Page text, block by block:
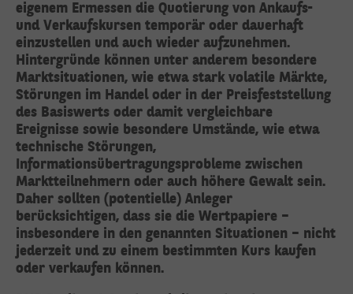
eigenem Ermessen die Quotierung von Ankaufs-
und Verkaufskursen temporär oder dauerhaft
einzustellen und auch wieder aufzunehmen.
Hintergründe können unter anderem besondere
Marktsituationen, wie etwa stark volatile Märkte,
Störungen im Handel oder in der Preisfeststellung
des Basiswerts oder damit vergleichbare
Ereignisse sowie besondere Umstände, wie etwa
technische Störungen,
Informationsübertragungsprobleme zwischen
Marktteilnehmern oder auch höhere Gewalt sein.
Daher sollten (potentielle) Anleger
berücksichtigen, dass sie die Wertpapiere –
insbesondere in den genannten Situationen – nicht
jederzeit und zu einem bestimmten Kurs kaufen
oder verkaufen können.